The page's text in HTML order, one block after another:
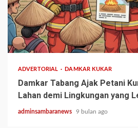
1 min read
ADVERTORIAL DAMKAR KUKAR
Damkar Tabang Ajak Petani
Lahan demi Lingkungan yang
adminsambaranews 9 bulan ago